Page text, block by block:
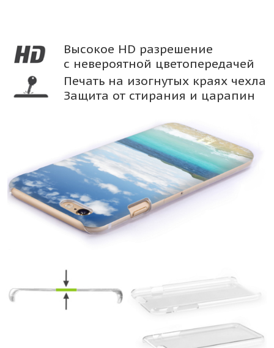
Высокое HD разрешение
с невероятной цветопередачей
Печать на изогнутых краях чехла
Защита от стирания и царапин